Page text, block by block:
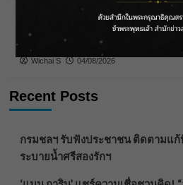
ลุยไม่หยุด!! กรมชลฯ เร่งเคลียร์ผั
สูบน้ำทั่วไทย
Wichai S 04/08/2026
Recent Posts
กรมชลฯ รับฟังประชาชน ติดตามแ
ระบายน้ำศรีสองรักฯ